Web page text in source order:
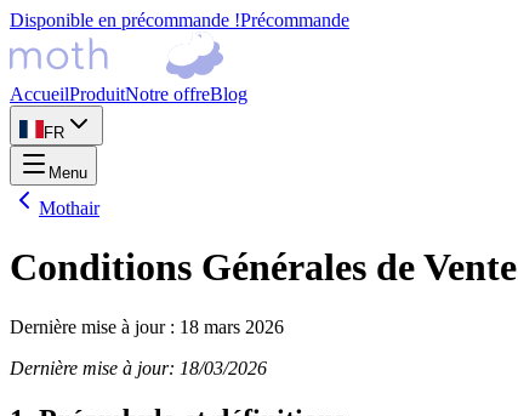
Disponible en précommande !Précommande
AccueilProduitNotre offreBlog
FR
Menu
Mothair
Conditions Générales de Vente
Dernière mise à jour: 18 mars 2026
Dernière mise à jour: 18/03/2026